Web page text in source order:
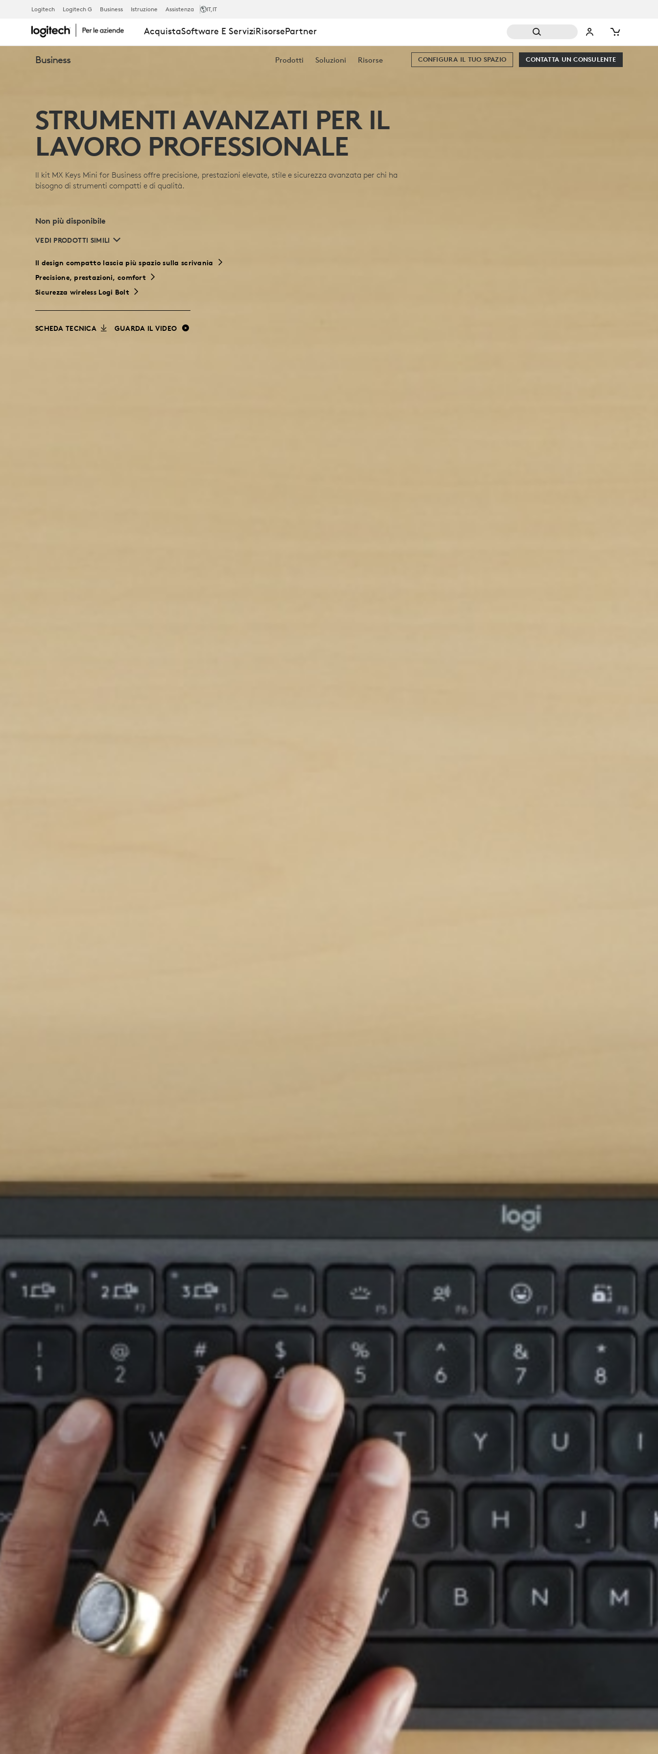
KIT
MOUSE
TASTIERA
MX
KEYS
MINI
FOR
BUSINESS
Logitech Logitech G Business Istruzione Assistenza IT,IT
AcquistaSoftware E ServiziRisorsePartner
Business Prodotti Soluzioni Risorse CONTATTA UN CONSULENTE
CONFIGURA IL TUO SPAZIO
STRUMENTI AVANZATI PER IL
LAVORO PROFESSIONALE
Il kit MX Keys Mini for Business offre precisione, prestazioni elevate, stile e sicurezza avanzata per chi ha
bisogno di strumenti compatti e di qualità.
Non più disponibile
VEDI PRODOTTI SIMILI
Il design compatto lascia più spazio sulla scrivania
Precisione, prestazioni, comfort
Sicurezza wireless Logi Bolt
SCHEDA TECNICA GUARDA IL VIDEO